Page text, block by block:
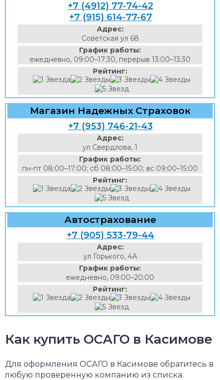
+7 (4912) 77-74-42
+7 (915) 614-77-67
Адрес:
Советская ул 68
График работы:
ежедневно, 09:00–17:30, перерыв 13:00–13:30
Рейтинг:
Магазин Надежных Страховок
+7 (953) 746-21-43
Адрес:
ул Свердлова, 1
График работы:
пн-пт 08:00–17:00; сб 08:00–15:00; вс 09:00–15:00
Рейтинг:
Автострахование
+7 (905) 533-79-44
Адрес:
ул Горького, 4А
График работы:
ежедневно, 09:00–20:00
Рейтинг:
Как купить ОСАГО в Касимове
Для оформления ОСАГО в Касимове обратитесь в
любую проверенную компанию из списка.